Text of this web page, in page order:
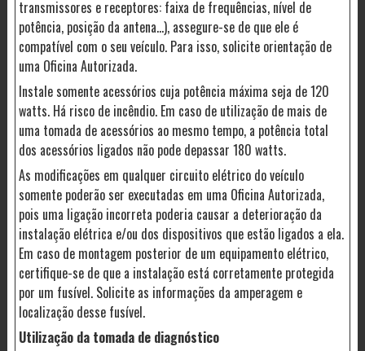
transmissores e receptores: faixa de frequências, nível de
potência, posição da antena...), assegure-se de que ele é
compatível com o seu veículo. Para isso, solicite orientação de
uma Oficina Autorizada.
Instale somente acessórios cuja potência máxima seja de 120
watts. Há risco de incêndio. Em caso de utilização de mais de
uma tomada de acessórios ao mesmo tempo, a potência total
dos acessórios ligados não pode depassar 180 watts.
As modificações em qualquer circuito elétrico do veículo
somente poderão ser executadas em uma Oficina Autorizada,
pois uma ligação incorreta poderia causar a deterioração da
instalação elétrica e/ou dos dispositivos que estão ligados a ela.
Em caso de montagem posterior de um equipamento elétrico,
certifique-se de que a instalação está corretamente protegida
por um fusível. Solicite as informações da amperagem e
localização desse fusível.
Utilização da tomada de diagnóstico